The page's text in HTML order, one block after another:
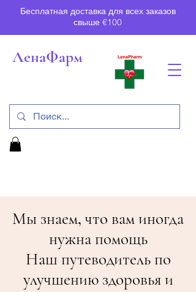
Бесплатная доставка для всех заказов
свыше €100
ЛенаФарм
Мы знаем, что вам иногда
нужна помощь
Наш путеводитель по
улучшению здоровья и